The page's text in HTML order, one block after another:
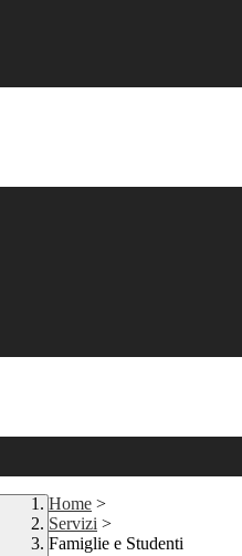
Home >
Servizi >
Famiglie e Studenti